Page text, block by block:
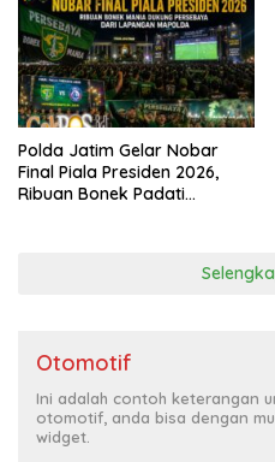
Polda Jatim Gelar Nobar
Final Piala Presiden 2026,
Ribuan Bonek Padati
Otomotif
Ini adalah contoh keterangan
otomotif, anda bisa dengan
widget.